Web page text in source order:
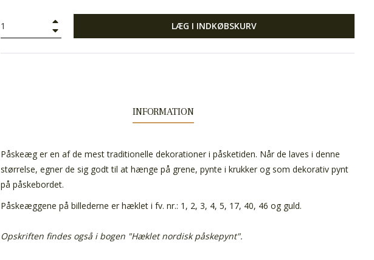
LÆG I INDKØBSKURV
INFORMATION
Påskeæg er en af de mest traditionelle dekorationer i påsketiden. Når de laves i denne
størrelse, egner de sig godt til at hænge på grene, pynte i krukker og som dekorativ pynt
på påskebordet.
Påskeæggene på billederne er hæklet i fv. nr.: 1, 2, 3, 4, 5, 17, 40, 46 og guld.
Opskriften findes også i bogen "Hæklet nordisk påskepynt".